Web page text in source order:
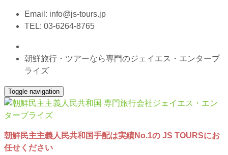
Email: info@js-tours.jp
TEL: 03-6264-8765
朝鮮旅行・ツアーなら専門のジェイエス・エンタープ
ライズ
Toggle navigation
朝鮮民主主義人民共和国手配は実績No.1の JS TOURSにお
任せください